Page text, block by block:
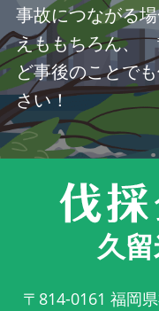
事故につながる
えももちろん、
ど事後のことで
さい！
久
〒814-0161 福岡